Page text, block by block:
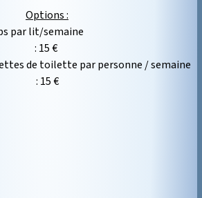
Options :
draps par lit/semaine
: 15 €
de toilette par personne / semaine
: 15 €